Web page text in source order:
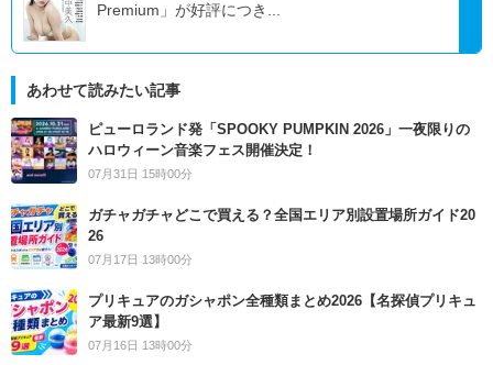
Premium」が好評につき...
あわせて読みたい記事
ピューロランド発「SPOOKY PUMPKIN 2026」一夜限りの
ハロウィーン音楽フェス開催決定！
07月31日 15時00分
ガチャガチャどこで買える？全国エリア別設置場所ガイド20
26
07月17日 13時00分
プリキュアのガシャポン全種類まとめ2026【名探偵プリキュ
ア最新9選】
07月16日 13時00分